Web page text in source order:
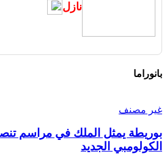
نازل
بانوراما
غير مصنف
بوريطة يمثل الملك في مراسم
الكولومبي الجديد